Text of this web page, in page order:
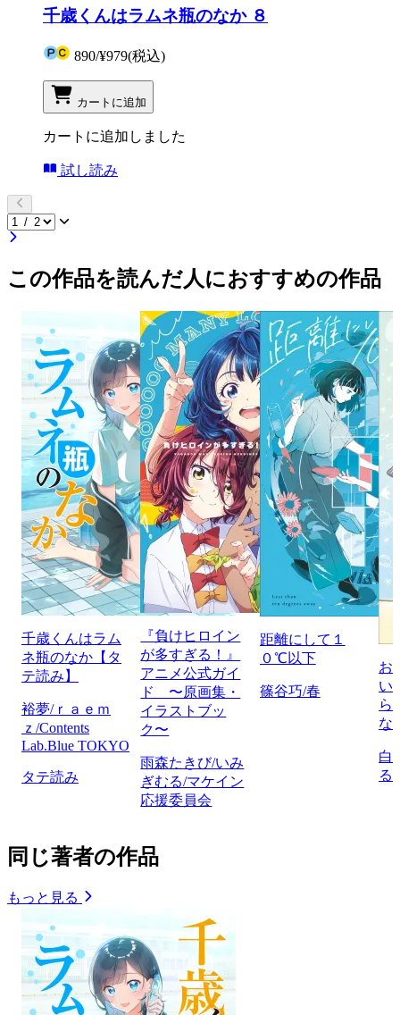
千歳くんはラムネ瓶のなか ８
890/¥979(税込)
カートに追加
カートに追加しました
試し読み
この作品を読んだ人におすすめの作品
千歳くんはラム
ネ瓶のなか【タ
テ読み】
裕夢/ｒａｅｍ
ｚ/Contents
Lab.Blue TOKYO
タテ読み
『負けヒロイン
が多すぎる！』
アニメ公式ガイ
ド 〜原画集・
イラストブッ
ク〜
雨森たきび/いみ
ぎむる/マケイン
応援委員会
距離にして１
０℃以下
篠谷巧/春
お
い
ら
な
白
る
同じ著者の作品
もっと見る